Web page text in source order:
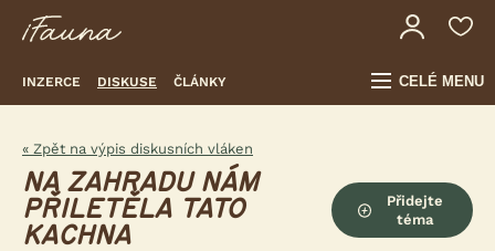
INZERCE DISKUSE ČLÁNKY CELÉ MENU
« Zpět na výpis diskusních vláken
NA ZAHRADU NÁM
PŘILETĚLA TATO
KACHNA
Přidejte
téma